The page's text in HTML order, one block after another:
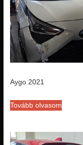
Aygo 2021
Tovább olvasom